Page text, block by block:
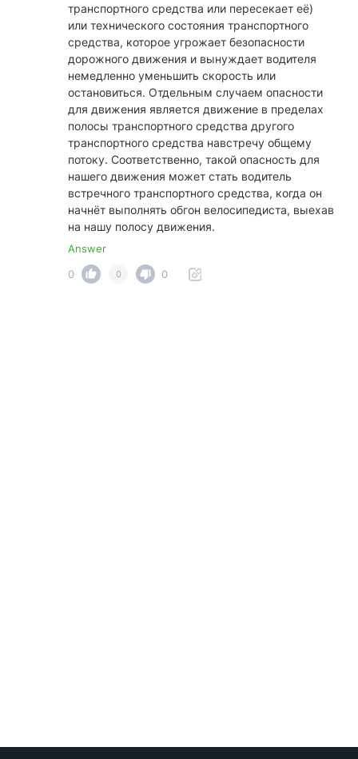
транспортного средства или пересекает её)
или технического состояния транспортного
средства, которое угрожает безопасности
дорожного движения и вынуждает водителя
немедленно уменьшить скорость или
остановиться. Отдельным случаем опасности
для движения является движение в пределах
полосы транспортного средства другого
транспортного средства навстречу общему
потоку. Соответственно, такой опасность для
нашего движения может стать водитель
встречного транспортного средства, когда он
начнёт выполнять обгон велосипедиста, выехав
на нашу полосу движения.
Answer
0
0 0